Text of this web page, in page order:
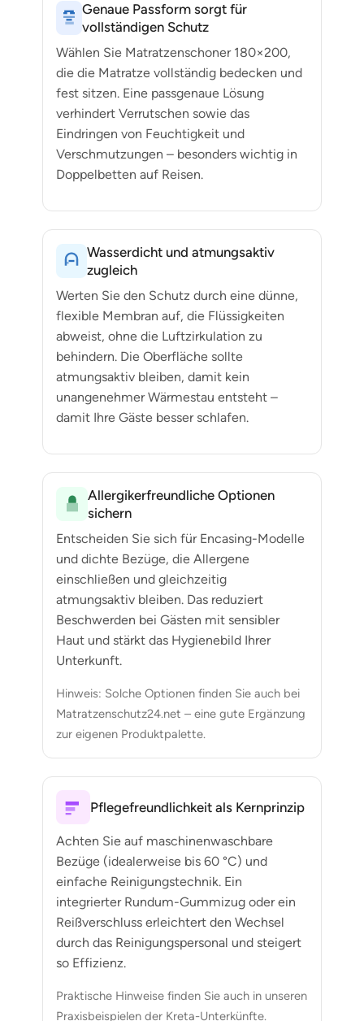
Genaue Passform sorgt für
vollständigen Schutz
Wählen Sie Matratzenschoner 180×200,
die die Matratze vollständig bedecken und
fest sitzen. Eine passgenaue Lösung
verhindert Verrutschen sowie das
Eindringen von Feuchtigkeit und
Verschmutzungen – besonders wichtig in
Doppelbetten auf Reisen.
Wasserdicht und atmungsaktiv
zugleich
Werten Sie den Schutz durch eine dünne,
flexible Membran auf, die Flüssigkeiten
abweist, ohne die Luftzirkulation zu
behindern. Die Oberfläche sollte
atmungsaktiv bleiben, damit kein
unangenehmer Wärmestau entsteht –
damit Ihre Gäste besser schlafen.
Allergikerfreundliche Optionen
sichern
Entscheiden Sie sich für Encasing-Modelle
und dichte Bezüge, die Allergene
einschließen und gleichzeitig
atmungsaktiv bleiben. Das reduziert
Beschwerden bei Gästen mit sensibler
Haut und stärkt das Hygienebild Ihrer
Unterkunft.
Hinweis: Solche Optionen finden Sie auch bei
Matratzenschutz24.net – eine gute Ergänzung
zur eigenen Produktpalette.
Pflegefreundlichkeit als Kernprinzip
Achten Sie auf maschinenwaschbare
Bezüge (idealerweise bis 60 °C) und
einfache Reinigungstechnik. Ein
integrierter Rundum-Gummizug oder ein
Reißverschluss erleichtert den Wechsel
durch das Reinigungspersonal und steigert
so Effizienz.
Praktische Hinweise finden Sie auch in unseren
Praxisbeispielen der Kreta-Unterkünfte.